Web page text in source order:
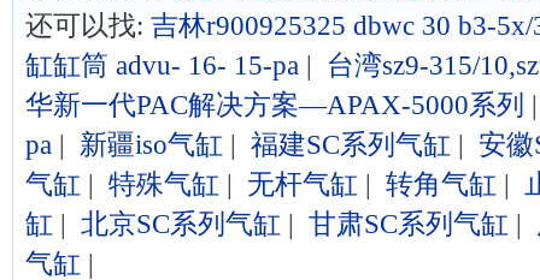
还可以找: 吉林r900925325 dbwc 30 b3-5x/
缸缸筒 advu- 16- 15-pa | 台湾sz9-315/
华新一代PAC解决方案—APAX-5000系列
pa | 新疆iso气缸 | 福建SC系列气缸 | 安徽
气缸 | 特殊气缸 | 无杆气缸 | 转角气缸 |
缸 | 北京SC系列气缸 | 甘肃SC系列气缸 |
气缸 |